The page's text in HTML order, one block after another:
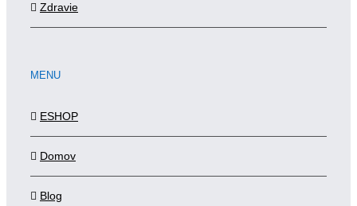
Zdravie
MENU
ESHOP
Domov
Blog